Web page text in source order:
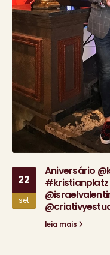
22
set
Aniversário
#kristianplatz
leia mais